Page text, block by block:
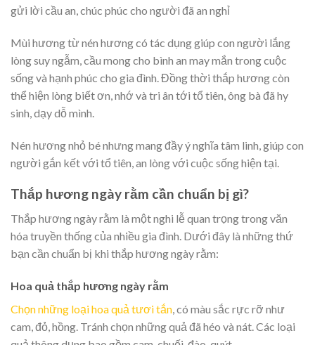
gửi lời cầu an, chúc phúc cho người đã an nghỉ
Mùi hương từ nén hương có tác dụng giúp con người lắng
lòng suy ngẫm, cầu mong cho bình an may mắn trong cuộc
sống và hạnh phúc cho gia đình. Đồng thời thắp hương còn
thể hiện lòng biết ơn, nhớ và tri ân tới tổ tiên, ông bà đã hy
sinh, dạy dỗ mình.
Nén hương nhỏ bé nhưng mang đầy ý nghĩa tâm linh, giúp con
người gắn kết với tổ tiên, an lòng với cuộc sống hiện tại.
Thắp hương ngày rằm cần chuẩn bị gì?
Thắp hương ngày rằm là một nghi lễ quan trọng trong văn
hóa truyền thống của nhiều gia đình. Dưới đây là những thứ
bạn cần chuẩn bị khi thắp hương ngày rằm:
Hoa quả thắp hương ngày rằm
Chọn những loại hoa quả tươi tắn , có màu sắc rực rỡ như
cam, đỏ, hồng. Tránh chọn những quả đã héo và nát. Các loại